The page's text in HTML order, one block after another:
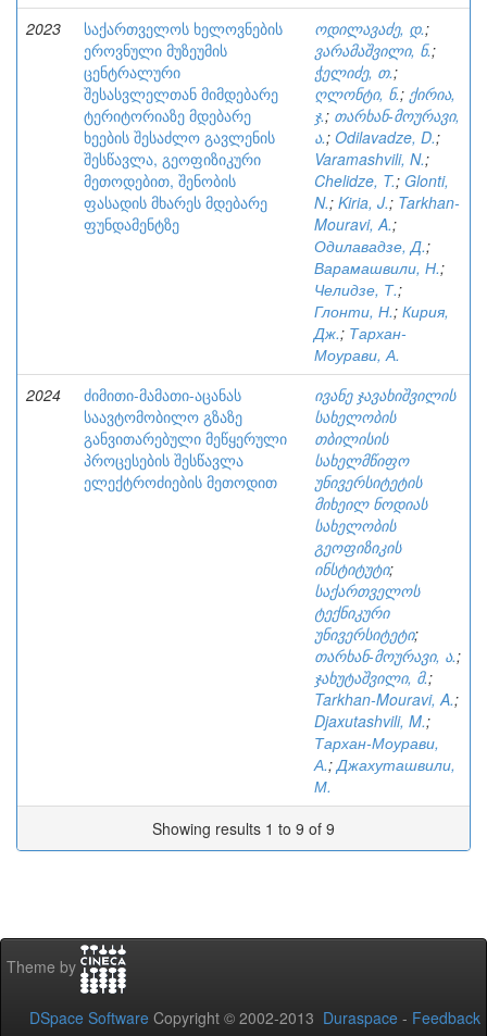
2023
საქართველოს ხელოვნების
ეროვნული მუზეუმის
ცენტრალური
შესასვლელთან მიმდებარე
ტერიტორიაზე მდებარე
ხეების შესაძლო გავლენის
შესწავლა, გეოფიზიკური
მეთოდებით, შენობის
ფასადის მხარეს მდებარე
ფუნდამენტზე
ოდილავაძე, დ.;
ვარამაშვილი, ნ.;
ჭელიძე, თ.;
ღლონტი, ნ.; ქირია,
ჯ.; თარხან-მოურავი,
ა.; Odilavadze, D.;
Varamashvili, N.;
Chelidze, T.; Glonti,
N.; Kiria, J.; Tarkhan-
Mouravi, A.;
Одилавадзе, Д.;
Варамашвили, Н.;
Челидзе, Т.;
Глонти, Н.; Кирия,
Дж.; Тархан-
Моурави, А.
2024
ძიმითი-მამათი-აცანას
საავტომობილო გზაზე
განვითარებული მეწყერული
პროცესების შესწავლა
ელექტროძიების მეთოდით
ივანე ჯავახიშვილის
სახელობის
თბილისის
სახელმწიფო
უნივერსიტეტის
მიხეილ ნოდიას
სახელობის
გეოფიზიკის
ინსტიტუტი;
საქართველოს
ტექნიკური
უნივერსიტეტი;
თარხან-მოურავი, ა.;
ჯახუტაშვილი, მ.;
Tarkhan-Mouravi, A.;
Djaxutashvili, M.;
Тархан-Моурави,
А.;Джахуташвили,
М.
Showing results 1 to 9 of 9
Theme by
DSpace Software Copyright © 2002-2013 Duraspace - Feedback